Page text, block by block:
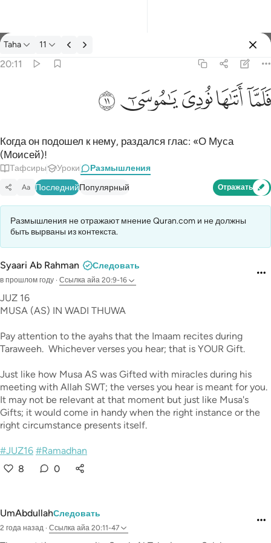
Размышления: Taha 20:11
Taha 11
20:11
فَلَمَّآ أَتَىٰهَا نُودِىَ يَـٰمُوسَىٰٓ ١١
ﲵﲶﲷﲸﲹ
Когда он подошел к нему, раздался глас: «О Муса
(Моисей)!
Тафсиры Уроки Размышления
Aa ПоследнийПопулярный Отражать
Размышления не отражают мнение Quran.com и не должны
быть вырваны из контекста.
Syaari Ab Rahman Следовать
в прошлом году · Ссылка айа 20:9-16
JUZ 16
MUSA (AS) IN WADI THUWA
Pay attention to the ayahs that the Imaam recites during
Taraweeh. Whichever verses you hear; that is YOUR Gift.
Just like how Musa AS was Gifted with miracles during his
meeting with Allah SWT; the verses you hear is meant for you.
It may not be relevant at that moment but just like Musa's
Gifts; it would come in handy when the right instance or the
right circumstance presents itself.
#JUZ16 #Ramadhan
8
0
UmAbdullahСледовать
2 года назад · Ссылка айа 20:11-47